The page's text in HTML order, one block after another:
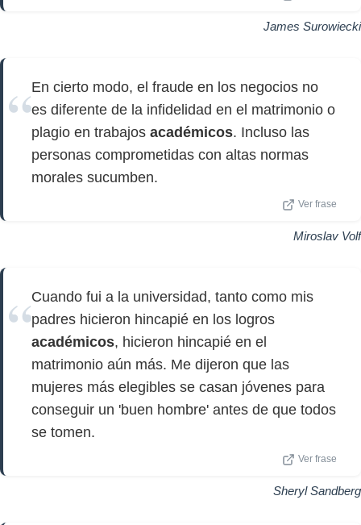
James Surowiecki
En cierto modo, el fraude en los negocios no
es diferente de la infidelidad en el matrimonio o
plagio en trabajos académicos. Incluso las
personas comprometidas con altas normas
morales sucumben.
Ver frase
Miroslav Volf
Cuando fui a la universidad, tanto como mis
padres hicieron hincapié en los logros
académicos, hicieron hincapié en el
matrimonio aún más. Me dijeron que las
mujeres más elegibles se casan jóvenes para
conseguir un 'buen hombre' antes de que todos
se tomen.
Ver frase
Sheryl Sandberg